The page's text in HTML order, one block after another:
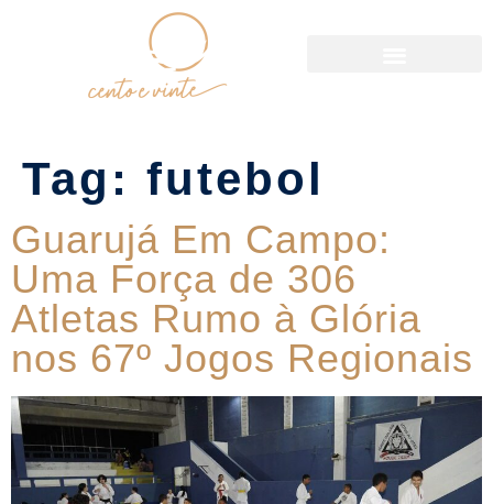
Tag: futebol
Guarujá Em Campo:
Uma Força de 306
Atletas Rumo à Glória
nos 67º Jogos Regionais